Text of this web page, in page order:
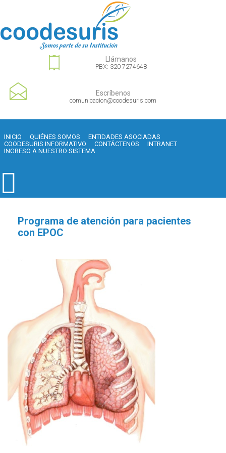
Llámanos
PBX: 320 7274648
Escríbenos
comunicacion@coodesuris.com
INICIO QUIÉNES SOMOS
ENTIDADES ASOCIADAS
COODESURIS INFORMATIVO
CONTÁCTENOS
INTRANET
INGRESO A NUESTRO SISTEMA
Programa de atención para pacientes
con EPOC